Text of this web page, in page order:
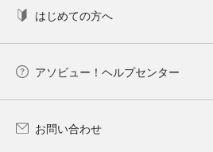
はじめての方へ
アソビュー！ヘルプセンター
お問い合わせ